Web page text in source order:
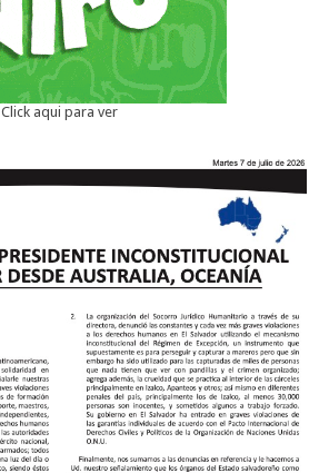
Click aqui para ver